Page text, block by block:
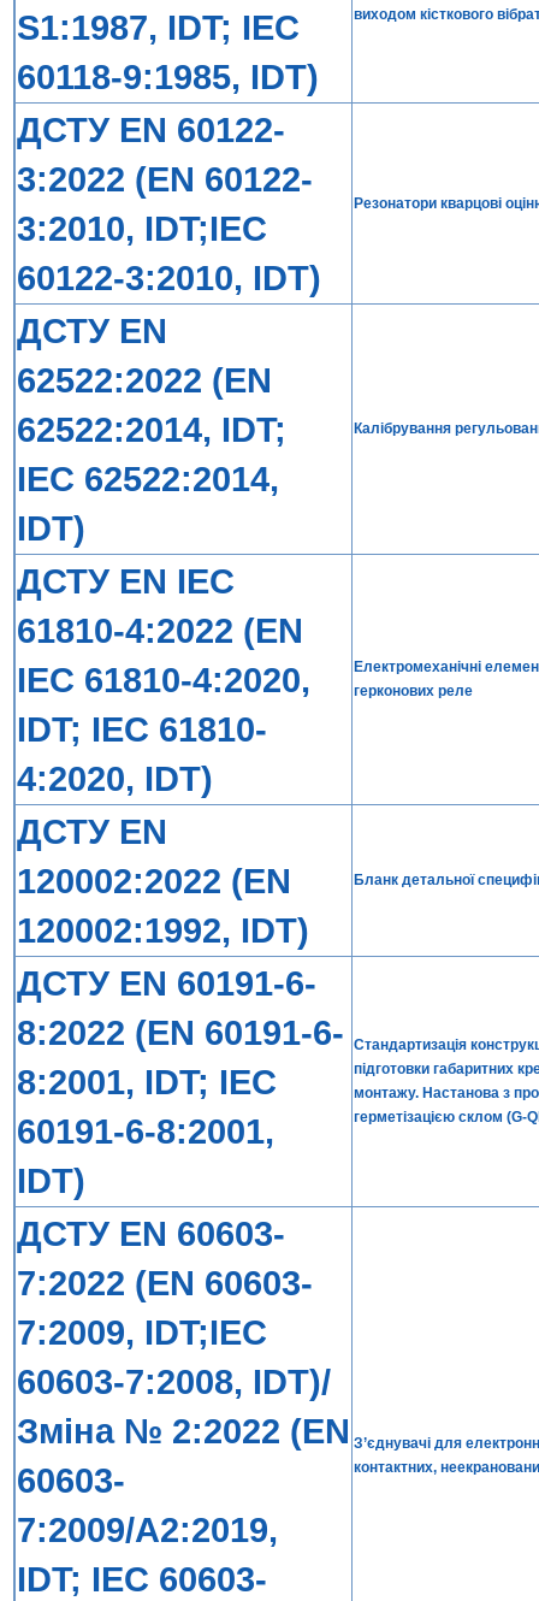
S1:1987, IDT; IEC
60118-9:1985, IDT)
виходом кісткового
ДСТУ EN 60122-
3:2022 (EN 60122-
3:2010, IDT;IEC
60122-3:2010, IDT)
Резонатори кварцові
ДСТУ EN
62522:2022 (EN
62522:2014, IDT;
IEC 62522:2014,
IDT)
Калібрування
ДСТУ EN IEC
61810-4:2022 (EN
IEC 61810-4:2020,
IDT; IEC 61810-
4:2020, IDT)
Електромеханічні
герконових реле
ДСТУ EN
120002:2022 (EN
120002:1992, IDT)
Бланк детальної
ДСТУ EN 60191-6-
8:2022 (EN 60191-6-
8:2001, IDT; IEC
60191-6-8:2001,
IDT)
Стандартизація
підготовки габаритних
монтажу. Настанова з
герметізацією склом (G-
ДСТУ EN 60603-
7:2022 (EN 60603-
7:2009, IDT;IEC
60603-7:2008, IDT)/
Зміна № 2:2022 (EN
60603-
7:2009/A2:2019,
IDT; IEC 60603-
З’єднувачі для
контактних,